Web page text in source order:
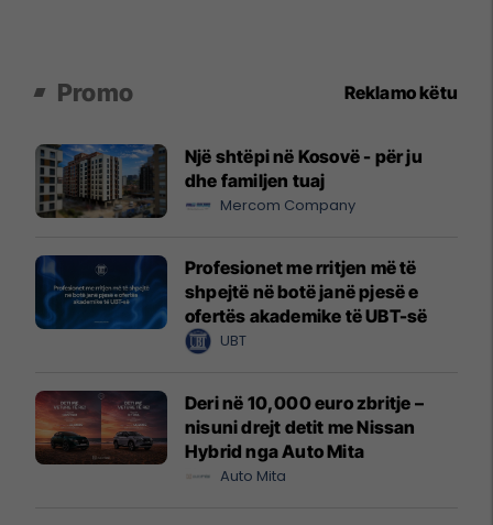
Promo Reklamo këtu
Një shtëpi në Kosovë - për ju
dhe familjen tuaj
Mercom Company
Profesionet me rritjen më të
shpejtë në botë janë pjesë e
ofertës akademike të UBT-së
UBT
Deri në 10,000 euro zbritje –
nisuni drejt detit me Nissan
Hybrid nga Auto Mita
Auto Mita